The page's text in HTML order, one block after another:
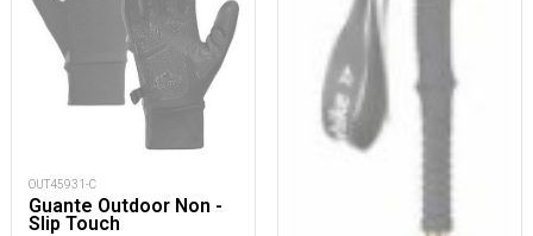
OUT45931-C
Guante Outdoor Non -
Slip Touch